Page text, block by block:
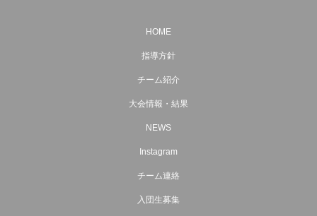
HOME
指導方針
チーム紹介
大会情報・結果
NEWS
Instagram
チーム連絡
入団生募集